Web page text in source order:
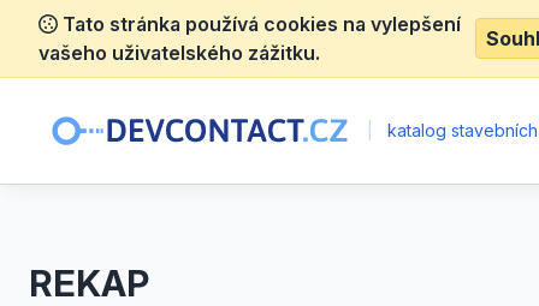
Tato stránka používá cookies na vylepšení
vašeho uživatelského zážitku.
katalog
REKAP